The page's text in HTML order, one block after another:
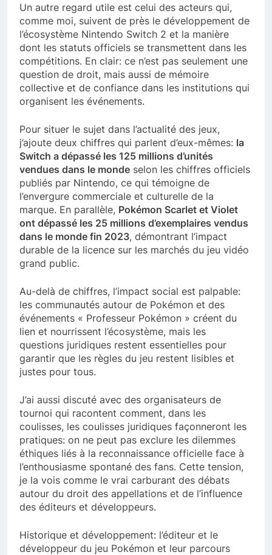
Un autre regard utile est celui des acteurs qui,
comme moi, suivent de près le développement de
l’écosystème Nintendo Switch 2 et la manière
dont les statuts officiels se transmettent dans les
compétitions. En clair: ce n’est pas seulement une
question de droit, mais aussi de mémoire
collective et de confiance dans les institutions qui
organisent les événements.
Pour situer le sujet dans l’actualité des jeux,
j’ajoute deux chiffres qui parlent d’eux-mêmes: la
Switch a dépassé les 125 millions d’unités
vendues dans le monde selon les chiffres officiels
publiés par Nintendo, ce qui témoigne de
l’envergure commerciale et culturelle de la
marque. En parallèle, Pokémon Scarlet et Violet
ont dépassé les 25 millions d’exemplaires vendus
dans le monde fin 2023, démontrant l’impact
durable de la licence sur les marchés du jeu vidéo
grand public.
Au-delà de chiffres, l’impact social est palpable:
les communautés autour de Pokémon et des
événements « Professeur Pokémon » créent du
lien et nourrissent l’écosystème, mais les
questions juridiques restent essentielles pour
garantir que les règles du jeu restent lisibles et
justes pour tous.
J’ai aussi discuté avec des organisateurs de
tournoi qui racontent comment, dans les
coulisses, les coulisses juridiques façonneront les
pratiques: on ne peut pas exclure les dilemmes
éthiques liés à la reconnaissance officielle face à
l’enthousiasme spontané des fans. Cette tension,
je la vois comme le vrai carburant des débats
autour du droit des appellations et de l’influence
des éditeurs et développeurs.
Historique et développement: l’éditeur et le
développeur du jeu Pokémon et leur parcours